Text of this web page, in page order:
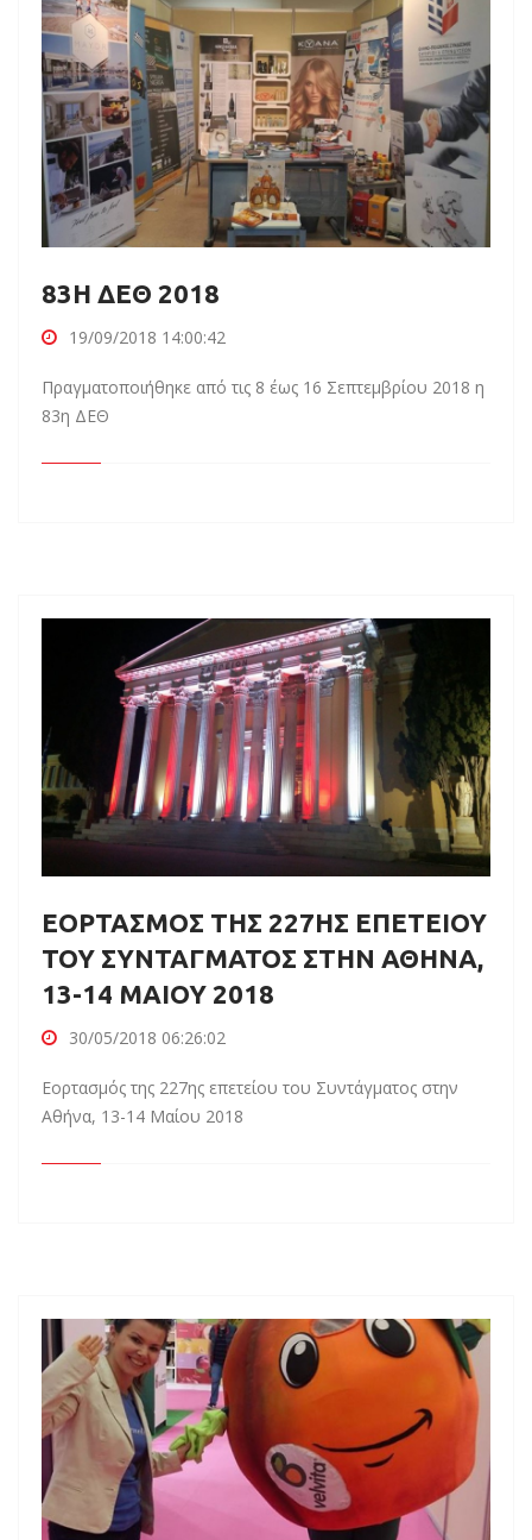
83Η ΔΕΘ 2018
19/09/2018 14:00:42
Πραγματοποιήθηκε από τις 8 έως 16 Σεπτεμβρίου 2018 η
83η ΔΕΘ
ΕΟΡΤΑΣΜΟΣ ΤΗΣ 227ΗΣ ΕΠΕΤΕΙΟΥ
ΤΟΥ ΣΥΝΤΑΓΜΑΤΟΣ ΣΤΗΝ ΑΘΗΝΑ,
13-14 ΜΑΙΟΥ 2018
30/05/2018 06:26:02
Εορτασμός της 227ης επετείου του Συντάγματος στην
Αθήνα, 13-14 Μαίου 2018